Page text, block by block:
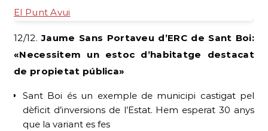
El Punt Avui
12/12.Jaume Sans Portaveu d’ERC de Sant Boi:
«Necessitem un estoc d’habitatge destacat
de propietat pública»
Sant Boi és un exemple de municipi castigat pel
dèficit d’inversions de l’Estat. Hem esperat 30 anys
que la variant es fes